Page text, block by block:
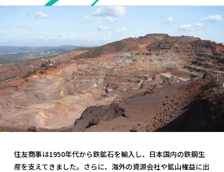
住友商事は1950年代から鉄鉱石を輸入し、日本国内の鉄鋼生
産を支えてきました。さらに、海外の資源会社や鉱山権益に出